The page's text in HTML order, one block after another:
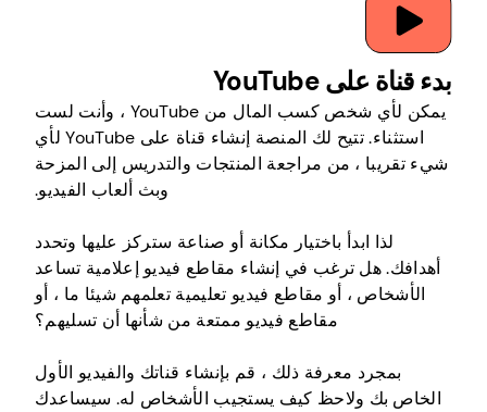
بدء قناة على YouTube
يمكن لأي شخص كسب المال من YouTube ، وأنت لست
استثناء. تتيح لك المنصة إنشاء قناة على YouTube لأي
شيء تقريبا ، من مراجعة المنتجات والتدريس إلى المزحة
وبث ألعاب الفيديو.
لذا ابدأ باختيار مكانة أو صناعة ستركز عليها وتحدد
أهدافك. هل ترغب في إنشاء مقاطع فيديو إعلامية تساعد
الأشخاص ، أو مقاطع فيديو تعليمية تعلمهم شيئا ما ، أو
مقاطع فيديو ممتعة من شأنها أن تسليهم؟
بمجرد معرفة ذلك ، قم بإنشاء قناتك والفيديو الأول
الخاص بك ولاحظ كيف يستجيب الأشخاص له. سيساعدك